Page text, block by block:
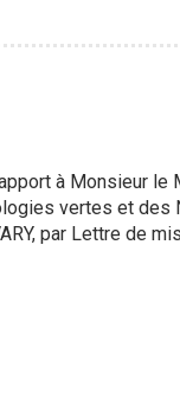
à Monsieur
vertes et
par Lettre de